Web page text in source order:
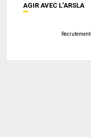
AGIR AVEC L’ARSLA
Recrutement